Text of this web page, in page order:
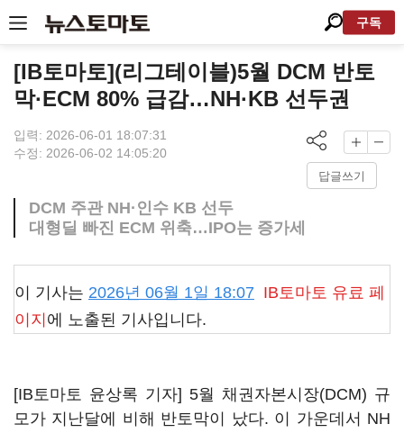
구독
[IB토마토](리그테이블)5월 DCM 반토
막·ECM 80% 급감…NH·KB 선두권
입력: 2026-06-01 18:07:31
수정: 2026-06-02 14:05:20
답글쓰기
DCM 주관 NH·인수 KB 선두
대형딜 빠진 ECM 위축…IPO는 증가세
이 기사는 2026년 06월 1일 18:07 IB토마토 유료 페
이지 에 노출된 기사입니다.
[IB토마토 윤상록 기자] 5월 채권자본시장(DCM) 규
모가 지난달에 비해 반토막이 났다. 이 가운데서 NH